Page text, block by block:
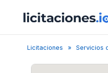
Licitaciones Servicios